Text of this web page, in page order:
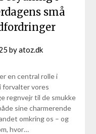
små
byatoz.dk
en central rolle i
forvalter vores
regnvejr til de smukke
sine charmerende
omkring os – og
hvor…